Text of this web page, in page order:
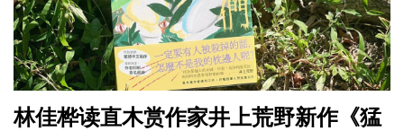
林佳桦读直木赏作家井上荒野新作《猛